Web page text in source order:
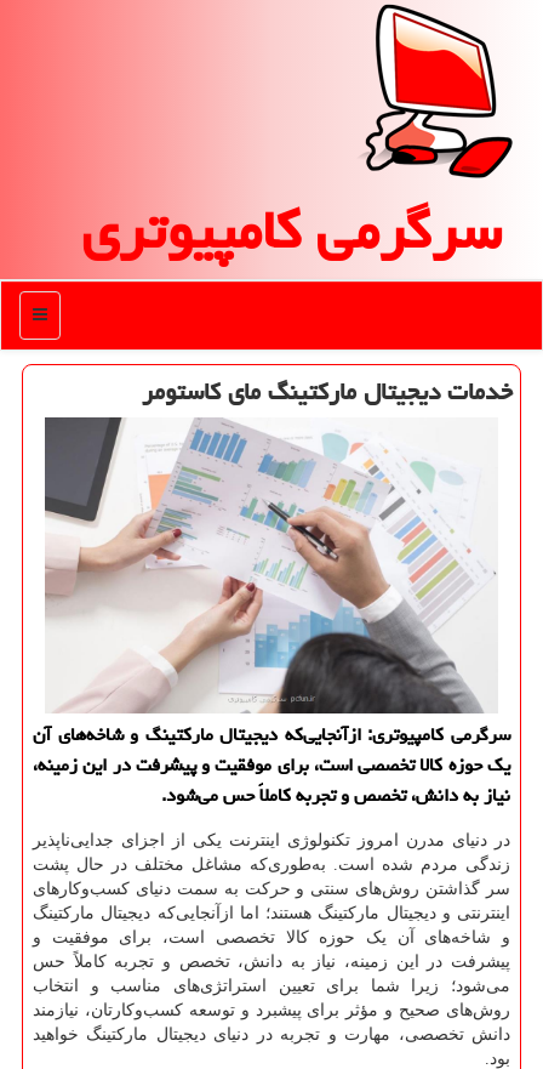
سرگرمی كامپیوتری
منو
خدمات دیجیتال ماركتینگ مای كاستومر
سرگرمی كامپیوتری: ازآنجایی‌كه دیجیتال ماركتینگ و شاخه‌های آن
یك حوزه كالا تخصصی است، برای موفقیت و پیشرفت در این زمینه،
نیاز به دانش، تخصص و تجربه كاملاً حس می‌شود.
در دنیای مدرن امروز تکنولوژی اینترنت یکی از اجزای جدایی‌ناپذیر
زندگی مردم شده است. به‌طوری‌که مشاغل مختلف در حال پشت
سر گذاشتن روش‌های سنتی و حرکت به سمت دنیای کسب‌وکارهای
اینترنتی و دیجیتال مارکتینگ هستند؛ اما ازآنجایی‌که دیجیتال مارکتینگ
و شاخه‌های آن یک حوزه کالا تخصصی است، برای موفقیت و
پیشرفت در این زمینه، نیاز به دانش، تخصص و تجربه کاملاً حس
می‌شود؛ زیرا شما برای تعیین استراتژی‌های مناسب و انتخاب
روش‌های صحیح و مؤثر برای پیشبرد و توسعه کسب‌وکارتان، نیازمند
دانش تخصصی، مهارت و تجربه در دنیای دیجیتال مارکتینگ خواهید
بود.